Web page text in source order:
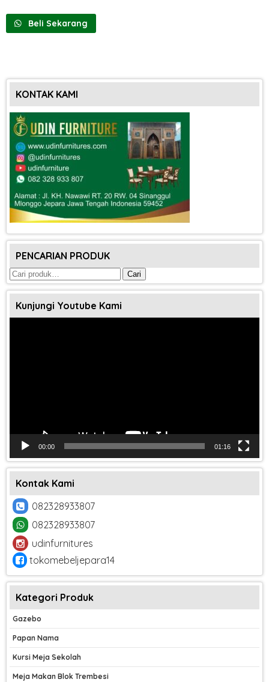
Beli Sekarang
KONTAK KAMI
PENCARIAN PRODUK
Pencarian
untuk:
Cari
Kunjungi Youtube Kami
00:00 01:16
Kontak Kami
082328933807
082328933807
udinfurnitures
tokomebeljepara14
Kategori Produk
Gazebo
Papan Nama
Kursi Meja Sekolah
Meja Makan Blok Trembesi